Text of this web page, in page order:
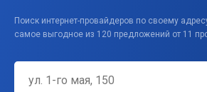
Поиск интернет-провайдеров по своему
самое выгодное из 120 предложений от 11